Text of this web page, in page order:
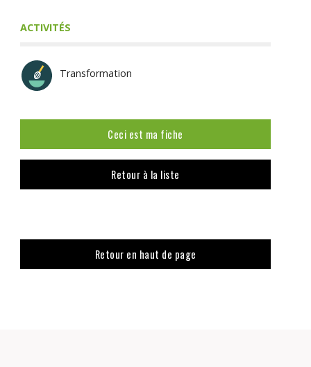
ACTIVITÉS
Transformation
Ceci est ma fiche
Retour à la liste
Retour en haut de page